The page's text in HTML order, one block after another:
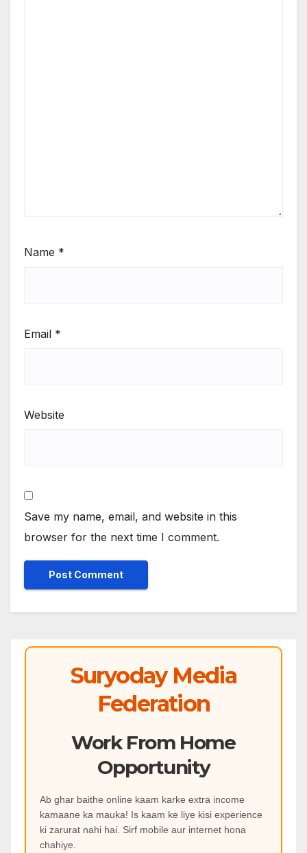
Name *
Email *
Website
Save my name, email, and website in this
browser for the next time I comment.
Suryoday Media
Federation
Work From Home
Opportunity
Ab ghar baithe online kaam karke extra income
kamaane ka mauka! Is kaam ke liye kisi experience
ki zarurat nahi hai. Sirf mobile aur internet hona
chahiye.